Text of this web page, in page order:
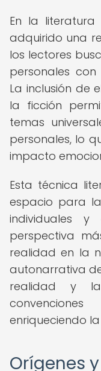
En la
adquirido una
los lectores
personales
La inclusión de
la ficción
temas
personales, lo
impacto
Esta técnica
espacio para
individuales y
perspectiva
realidad en la
autonarrativa
realidad y
enriqueciendo
Orígenes